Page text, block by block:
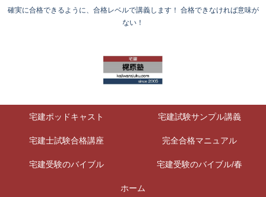
確実に合格できるように、合格レベルで講義します！ 合格できなければ意味が
ない！
宅建ポッドキャスト 宅建試験サンプル講義
宅建士試験合格講座 完全合格マニュアル
宅建受験のバイブル 宅建受験のバイブル/春
ホーム